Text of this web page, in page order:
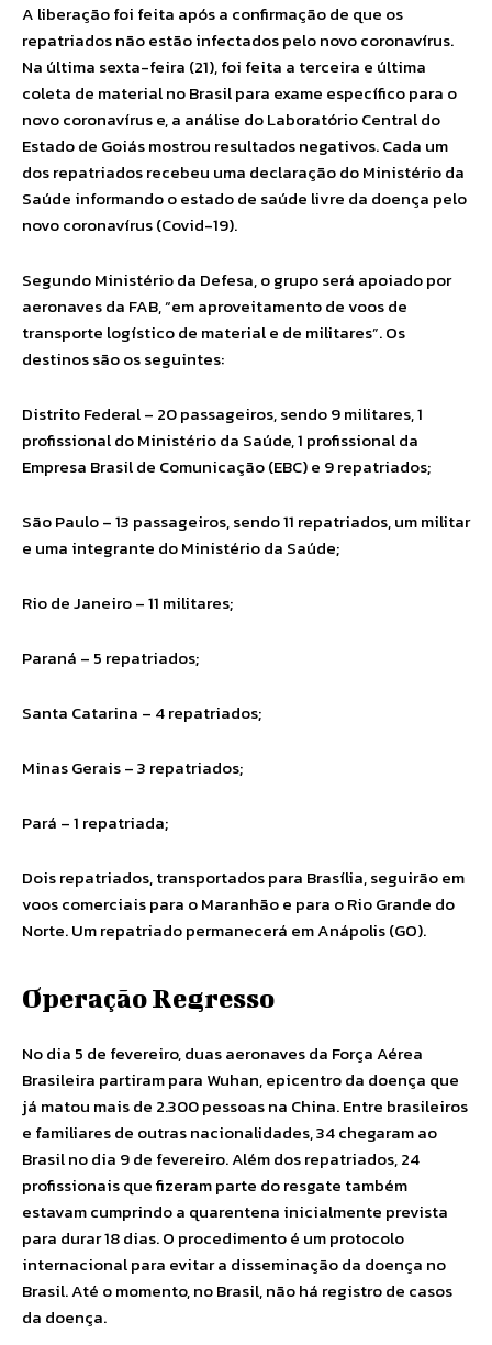
A liberação foi feita após a confirmação de que os
repatriados não estão infectados pelo novo coronavírus.
Na última sexta-feira (21), foi feita a terceira e última
coleta de material no Brasil para exame específico para o
novo coronavírus e, a análise do Laboratório Central do
Estado de Goiás mostrou resultados negativos. Cada um
dos repatriados recebeu uma declaração do Ministério da
Saúde informando o estado de saúde livre da doença pelo
novo coronavírus (Covid-19).
Segundo Ministério da Defesa, o grupo será apoiado por
aeronaves da FAB, “em aproveitamento de voos de
transporte logístico de material e de militares”. Os
destinos são os seguintes:
Distrito Federal – 20 passageiros, sendo 9 militares, 1
profissional do Ministério da Saúde, 1 profissional da
Empresa Brasil de Comunicação (EBC) e 9 repatriados;
São Paulo – 13 passageiros, sendo 11 repatriados, um militar
e uma integrante do Ministério da Saúde;
Rio de Janeiro – 11 militares;
Paraná – 5 repatriados;
Santa Catarina – 4 repatriados;
Minas Gerais – 3 repatriados;
Pará – 1 repatriada;
Dois repatriados, transportados para Brasília, seguirão em
voos comerciais para o Maranhão e para o Rio Grande do
Norte. Um repatriado permanecerá em Anápolis (GO).
Operação Regresso
No dia 5 de fevereiro, duas aeronaves da Força Aérea
Brasileira partiram para Wuhan, epicentro da doença que
já matou mais de 2.300 pessoas na China. Entre brasileiros
e familiares de outras nacionalidades, 34 chegaram ao
Brasil no dia 9 de fevereiro. Além dos repatriados, 24
profissionais que fizeram parte do resgate também
estavam cumprindo a quarentena inicialmente prevista
para durar 18 dias. O procedimento é um protocolo
internacional para evitar a disseminação da doença no
Brasil. Até o momento, no Brasil, não há registro de casos
da doença.